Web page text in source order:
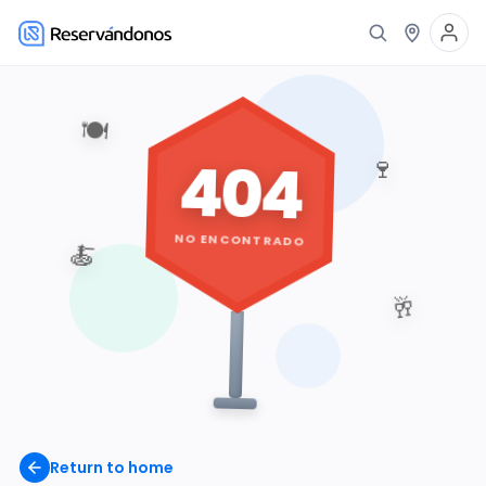
Return to home
🍽️
🍷
🥂
🍝
404
NO ENCONTRADO